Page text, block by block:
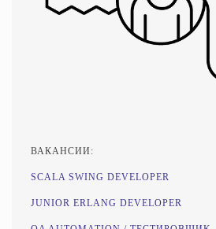
ВАКАНСИИ:
SCALA SWING DEVELOPER
JUNIOR ERLANG DEVELOPER